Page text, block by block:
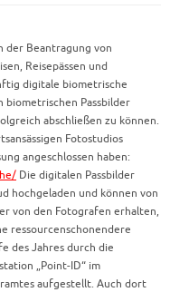
der Beantragung von
Reisepässen und
digitale biometrische
biometrischen Passbilder
abschließen zu können.
Fotostudios
angeschlossen haben:
Die digitalen Passbilder
hochgeladen und können von
von den Fotografen erhalten,
ressourcenschonendere
des Jahres durch die
„Point-ID“ im
aufgestellt. Auch dort